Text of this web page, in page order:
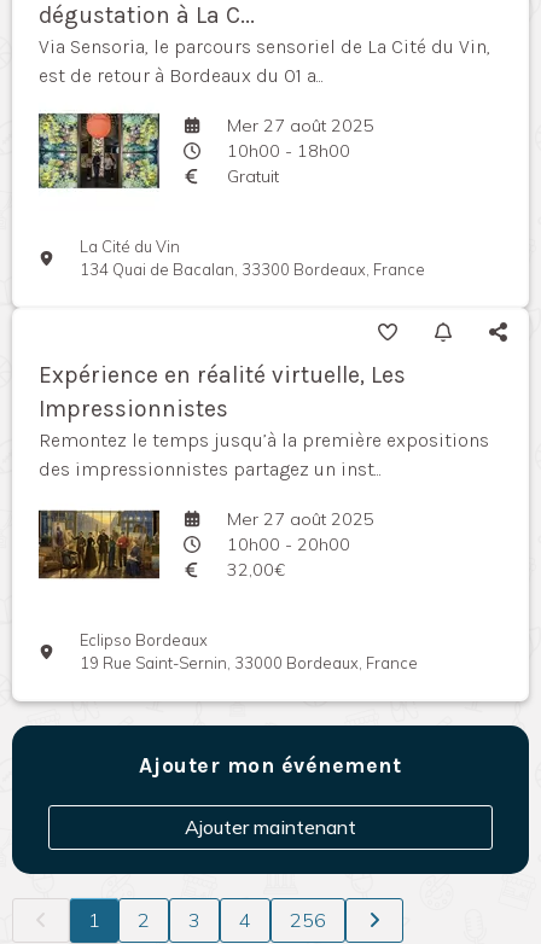
dégustation à La C...
Via Sensoria, le parcours sensoriel de La Cité du Vin,
est de retour à Bordeaux du 01 a...
Mer 27 août 2025
10h00 - 18h00
Gratuit
La Cité du Vin
134 Quai de Bacalan, 33300 Bordeaux, France
Expérience en réalité virtuelle, Les
Impressionnistes
Remontez le temps jusqu’à la première expositions
des impressionnistes partagez un inst...
Mer 27 août 2025
10h00 - 20h00
32,00€
Eclipso Bordeaux
19 Rue Saint-Sernin, 33000 Bordeaux, France
Ajouter mon événement
Ajouter maintenant
1 2 3 4 256